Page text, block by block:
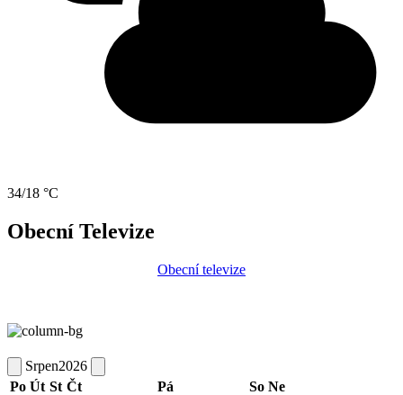
34/18 °C
Obecní Televize
Obecní televize
Srpen2026
Po Út St Čt Pá So Ne